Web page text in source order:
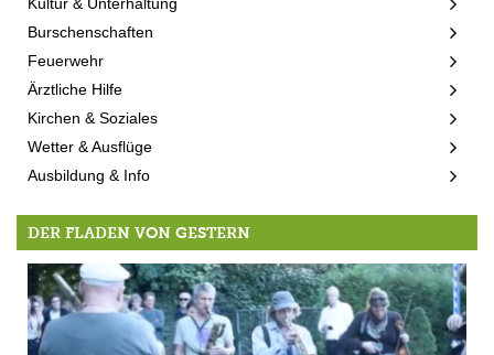
Burschenschaften
Feuerwehr
Ärztliche Hilfe
Kirchen & Soziales
Wetter & Ausflüge
Ausbildung & Info
DER FLADEN VON GESTERN